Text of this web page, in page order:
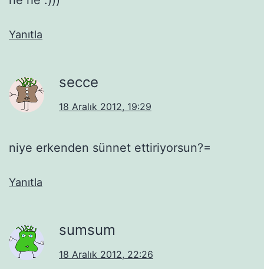
Yanıtla
secce
18 Aralık 2012, 19:29
niye erkenden sünnet ettiriyorsun?=
Yanıtla
sumsum
18 Aralık 2012, 22:26